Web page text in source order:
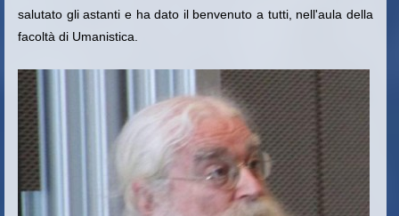
salutato gli astanti e ha dato il benvenuto a tutti, nell'aula della
facoltà di Umanistica.